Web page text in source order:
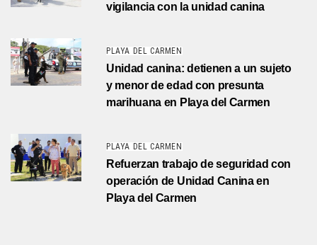
vigilancia con la unidad canina
PLAYA DEL CARMEN
Unidad canina: detienen a un sujeto
y menor de edad con presunta
marihuana en Playa del Carmen
PLAYA DEL CARMEN
Refuerzan trabajo de seguridad con
operación de Unidad Canina en
Playa del Carmen